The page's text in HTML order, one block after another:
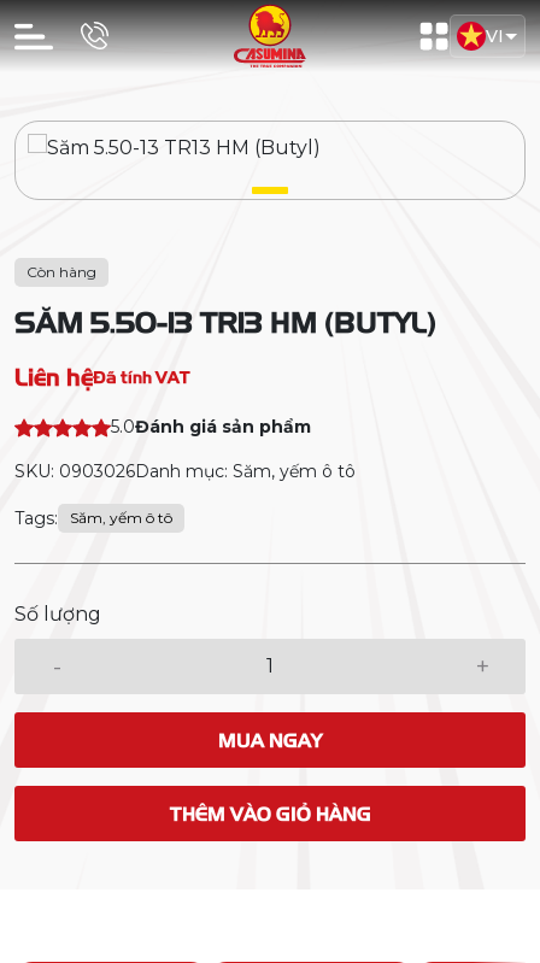
VI
Còn hàng
SĂM 5.50-13 TR13 HM (BUTYL)
Liên hệĐã tính VAT
5.0Đánh giá sản phẩm
SKU: 0903026Danh mục: Săm, yếm ô tô
Tags: Săm, yếm ô tô
Số lượng
- +
MUA NGAY
THÊM VÀO GIỎ HÀNG